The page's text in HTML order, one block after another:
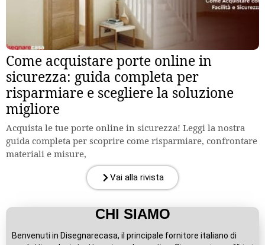
Come acquistare porte online in
sicurezza: guida completa per
risparmiare e scegliere la soluzione
migliore
Acquista le tue porte online in sicurezza! Leggi la nostra
guida completa per scoprire come risparmiare, confrontare
materiali e misure,
Vai alla rivista
CHI SIAMO
Benvenuti in Disegnarecasa, il principale fornitore italiano di